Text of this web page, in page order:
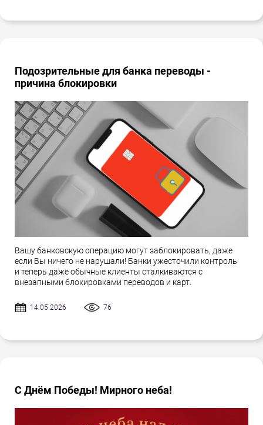
Подозрительные для банка переводы -
причина блокировки
Вашу банковскую операцию могут заблокировать, даже
если Вы ничего не нарушали! Банки ужесточили контроль
и теперь даже обычные клиенты сталкиваются с
внезапными блокировками переводов и карт.
14.05.2026 76
С Днём Победы! Мирного неба!